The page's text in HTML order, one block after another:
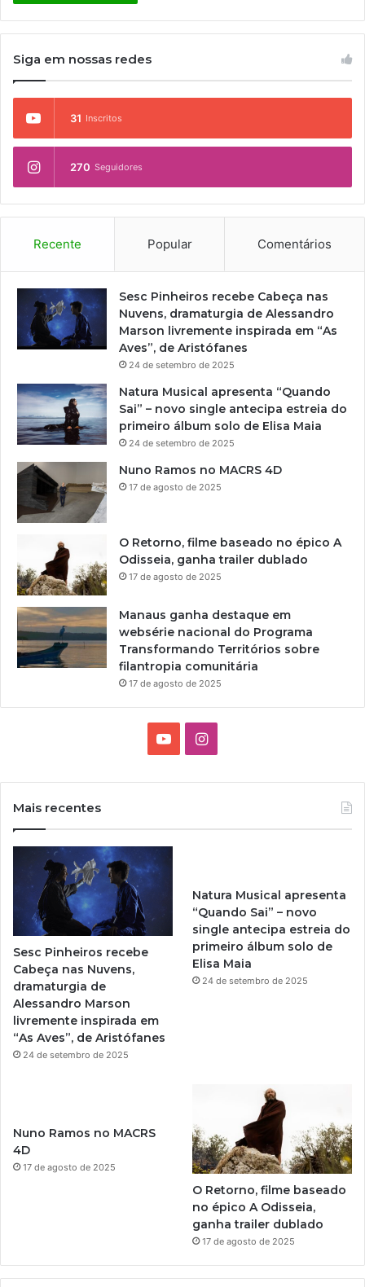
Siga em nossas redes
31 Inscritos
270 Seguidores
Recente Popular Comentários
Sesc Pinheiros recebe Cabeça nas
Nuvens, dramaturgia de Alessandro
Marson livremente inspirada em “As
Aves”, de Aristófanes
24 de setembro de 2025
Natura Musical apresenta “Quando
Sai” – novo single antecipa estreia do
primeiro álbum solo de Elisa Maia
24 de setembro de 2025
Nuno Ramos no MACRS 4D
17 de agosto de 2025
O Retorno, filme baseado no épico A
Odisseia, ganha trailer dublado
17 de agosto de 2025
Manaus ganha destaque em
websérie nacional do Programa
Transformando Territórios sobre
filantropia comunitária
17 de agosto de 2025
T
e
I
t
g
r
a
Mais recentes
Sesc Pinheiros recebe
Cabeça nas Nuvens,
dramaturgia de
Alessandro Marson
livremente inspirada em
“As Aves”, de Aristófanes
24 de setembro de 2025
Natura Musical apresenta
“Quando Sai” – novo
single antecipa estreia do
primeiro álbum solo de
Elisa Maia
24 de setembro de 2025
Nuno Ramos no MACRS
4D
17 de agosto de 2025
O Retorno, filme baseado
no épico A Odisseia,
ganha trailer dublado
17 de agosto de 2025